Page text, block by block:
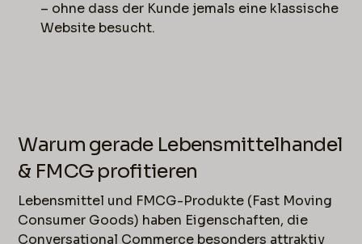
– ohne dass der Kunde jemals eine klassische
Website besucht.
Warum gerade Lebensmittelhandel
& FMCG profitieren
Lebensmittel und FMCG-Produkte (Fast Moving
Consumer Goods) haben Eigenschaften, die
Conversational Commerce besonders attraktiv